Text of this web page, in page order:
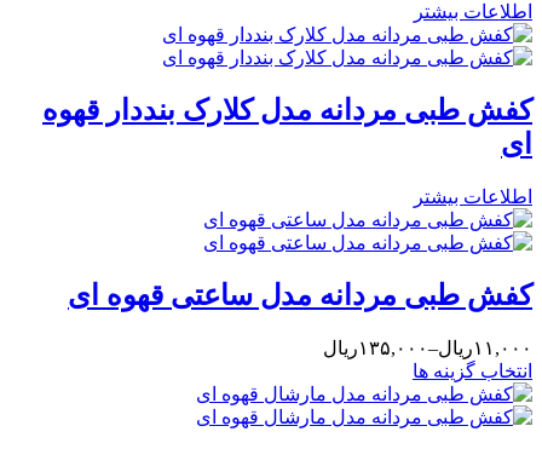
بیشتر
طبی مردانه مدل کلارک بنددار قهوه
بیشتر
طبی مردانه مدل ساعتی قهوه ای
گزینه ها